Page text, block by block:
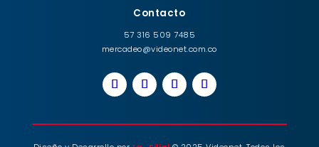
Contacto
57 316 509 7485
mercadeo@videonet.com.co